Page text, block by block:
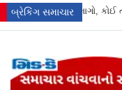
બ્રેકિંગ સમાચાર
લેવા મજબૂર ન કરી શકે